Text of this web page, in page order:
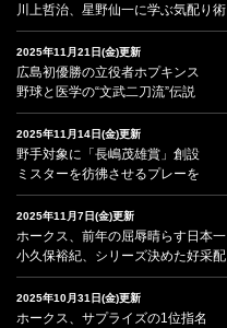
川上哲治、星野仙一に学ぶ気配り術
2025年11月21日(金)更新
広島初優勝の立役者ホプキンス
野球と医学の“文武二刀流”伝説
2025年11月14日(金)更新
野手対象に「長嶋茂雄賞」創設
ミスターを彷彿させるプレーを
2025年11月7日(金)更新
ホークス、前年の屈辱晴らす日本一
小久保裕紀、シリーズ決めた好采配
2025年10月31日(金)更新
ホークス、サプライズの1位指名